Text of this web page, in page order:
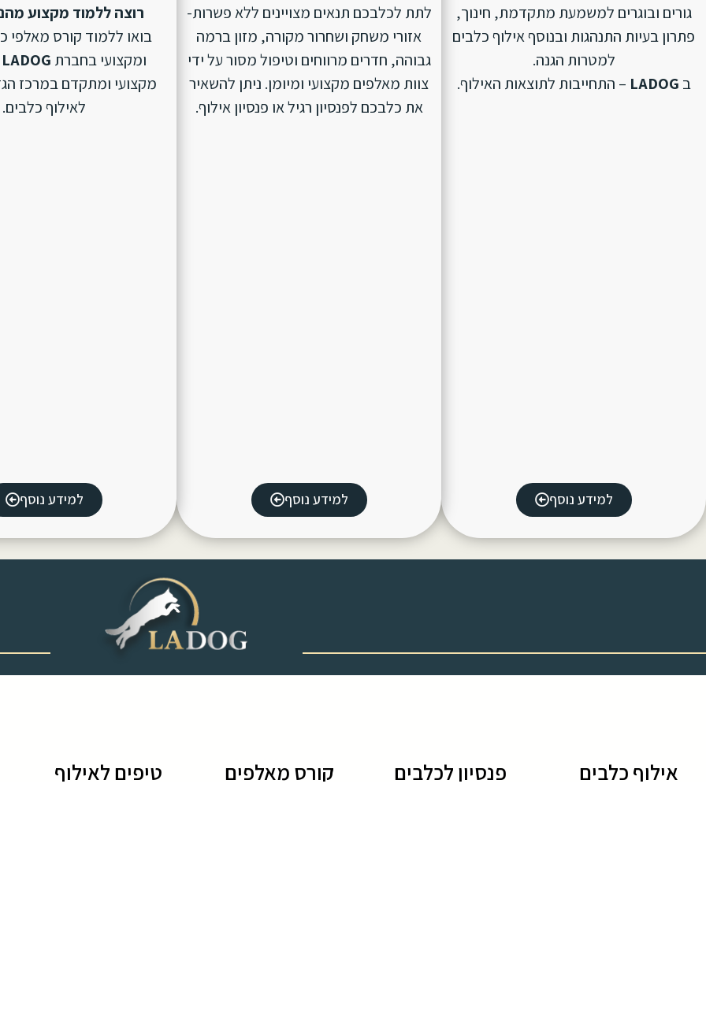
גורים ובוגרים למשמעת מתקדמת, חינוך,
פתרון בעיות התנהגות ובנוסף אילוף כלבים
למטרות הגנה.
ב LADOG – התחייבות לתוצאות האילוף.
למידע נוסף
לתת לכלבכם תנאים מצויינים ללא פשרות-
אזורי משחק ושחרור מקורה, מזון ברמה
גבוהה, חדרים מרווחים וטיפול מסור על ידי
צוות מאלפים מקצועי ומיומן. ניתן להשאיר
את כלבכם לפנסיון רגיל או פנסיון אילוף.
למידע נוסף
רוצה ללמוד מקצוע
בואו ללמוד קורס מאלפי
ומקצועי בחברת LADOG
מקצועי ומתקדם במרכז
לאילוף כלבים.
למידע נוסף
‎ ‎ ‎ ‎ ‎ ‎ ‎ ‎ ‎ ‎ ‎ ‎ ‎
אילוף כלבים פנסיון לכלבים קורס מאלפים טיפים לאילוף